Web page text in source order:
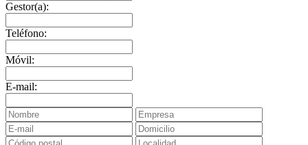
Gestor(a):
Teléfono:
Móvil:
E-mail: